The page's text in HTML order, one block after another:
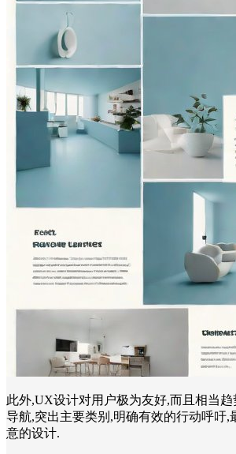
此外,UX设计对用户极为友好,而且相当
导航,突出主要类别,明确有效的行动呼吁,
意的设计.